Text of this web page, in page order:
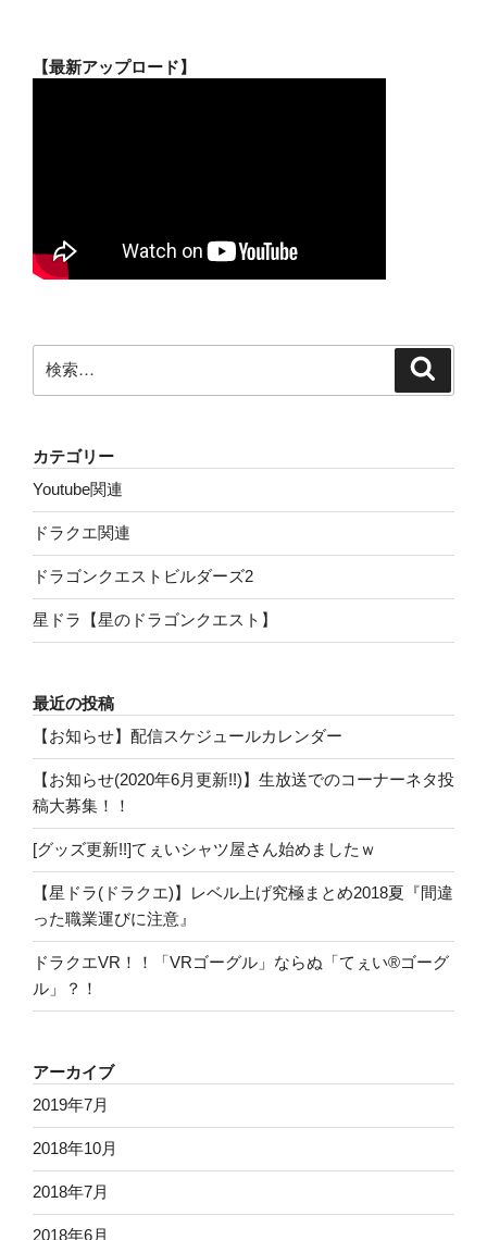
【最新アップロード】
索:
カテゴリー
Youtube関連
ドラクエ関連
ドラゴンクエストビルダーズ2
星ドラ【星のドラゴンクエスト】
最近の投稿
【お知らせ】配信スケジュールカレンダー
【お知らせ(2020年6月更新!!)】生放送でのコーナーネタ投
稿大募集！！
[グッズ更新!!]てぇいシャツ屋さん始めましたｗ
【星ドラ(ドラクエ)】レベル上げ究極まとめ2018夏『間違
った職業運びに注意』
ドラクエVR！！「VRゴーグル」ならぬ「てぇい®ゴーグ
ル」？！
アーカイブ
2019年7月
2018年10月
2018年7月
2018年6月